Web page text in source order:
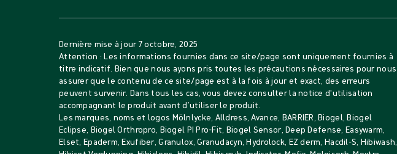
Dernière mise à jour7 octobre, 2025
Attention : Les informations fournies dans ce site/page sont uniquement fournies à
titre indicatif. Bien que nous ayons pris toutes les précautions nécessaires pour nous
assurer que le contenu de ce site/page est à la fois à jour et exact, des erreurs
peuvent survenir. Dans tous les cas, vous devez consulter la notice d'utilisation
accompagnant le produit avant d’utiliser le produit.
Les marques, noms et logos Mölnlycke, Alldress, Avance, BARRIER, Biogel, Biogel
Eclipse, Biogel Orthropro, Biogel PI Pro-Fit, Biogel Sensor, Deep Defense, Easywarm,
Elset, Epaderm, Exufiber, Granulox, Granudacyn, Hydrolock, EZ derm, Hacdil-S, Hibiwash,